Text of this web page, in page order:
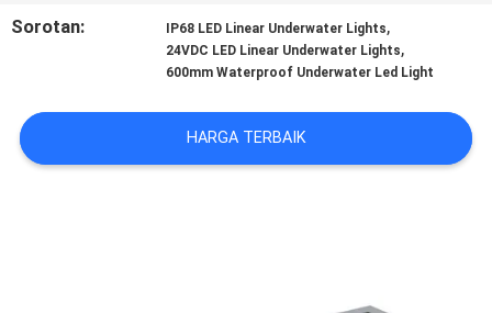
KASUS
KEBIJAKAN
Sorotan: IP68 LED Linear Underwater Lights,
24VDC LED Linear Underwater Lights,
600mm Waterproof Underwater Led Light
HARGA TERBAIK